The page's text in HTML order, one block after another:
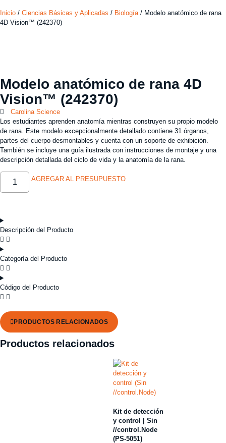
Inicio / Ciencias Básicas y Aplicadas / Biología/ Modelo anatómico de rana
4D Vision™ (242370)
Modelo anatómico de rana 4D
Vision™ (242370)
Carolina Science
Los estudiantes aprenden anatomía mientras construyen su propio modelo
de rana. Este modelo excepcionalmente detallado contiene 31 órganos,
partes del cuerpo desmontables y cuenta con un soporte de exhibición.
También se incluye una guía ilustrada con instrucciones de montaje y una
descripción detallada del ciclo de vida y la anatomía de la rana.
AGREGAR AL PRESUPUESTO
Descripción del Producto
Categoría del Producto
Código del Producto
PRODUCTOS RELACIONADOS
Productos relacionados
Kit de detección
y control | Sin
//control.Node
(PS-5051)